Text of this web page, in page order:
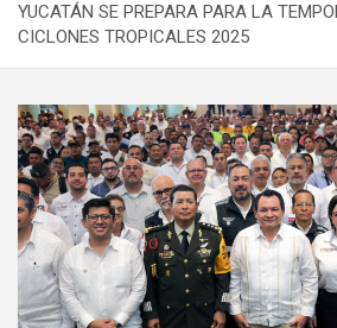
YUCATÁN SE PREPARA PARA LA
CICLONES TROPICALES 2025